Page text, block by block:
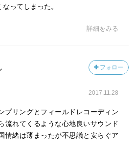
ってしまった。
詳細をみる
フォロー
2017.11.28
プリングとフィールドレコーディン
流れてくるような心地良いサウンド
情緒は薄まったが不思議と安らぐア